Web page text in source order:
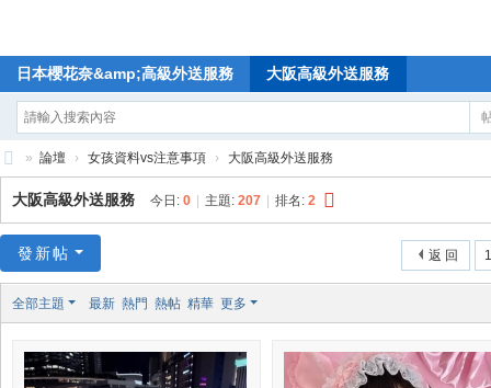
日本櫻花奈&amp;高級外送服務 大阪高級外送服務
日
櫻
» 論壇 › 女孩資料vs注意事項 › 大阪高級外送服務
大阪高級外送服務 今日: 0 主題: 207 排名: 2
返 回
發新帖
全部主題 最新 熱門 熱帖 精華 更多